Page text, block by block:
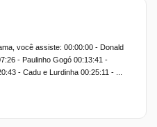
você assiste: 00:00:00 - Donald
- Paulinho Gogó 00:13:41 -
- Cadu e Lurdinha 00:25:11 - ...